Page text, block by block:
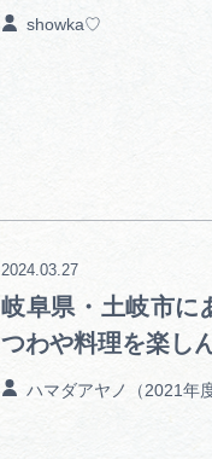
showka♡
岐阜県・土岐市に
つわや料理を楽し
2024.03.27
ハマダアヤノ（2021年